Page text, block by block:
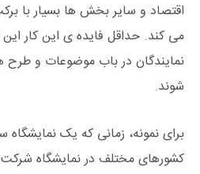
اقتصاد و سایر بخش ها بسیار با
می کند. حداقل فایده ی این کار
نمایندگان در باب موضوعات و طرح
شوند.
برای نمونه، زمانی که یک
کشورهای مختلف در نمایشگاه شرکت